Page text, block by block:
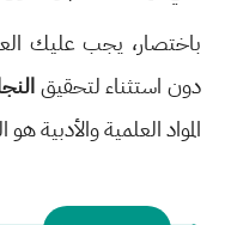
باختصار، يجب عليك
دون استثناء لتحقيق
المواد العلمية والأدبية